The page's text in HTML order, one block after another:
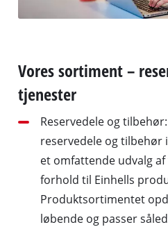
Vores sortiment –
tjenester
Reservedele og
reservedele og
et omfattende udvalg
forhold til Einhells
Produktsortimentet
løbende og passer